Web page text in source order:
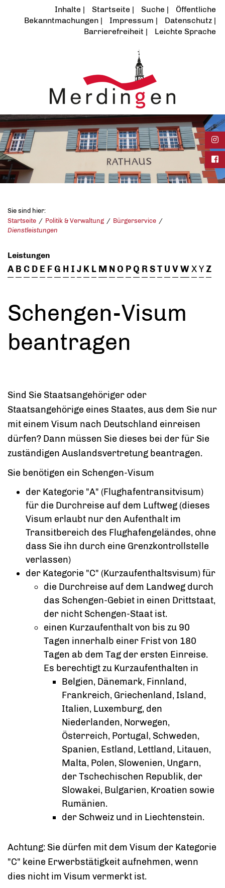
Inhalte Startseite Suche
Öffentliche
Bekanntmachungen
Impressum
Datenschutz
Barrierefreiheit
Leichte Sprache
Sie sind hier:
Startseite
Politik & Verwaltung
Bürgerservice
Dienstleistungen
Leistungen
A B C D E FG H I J K L M NO PQ RST U VWXYZ
Schengen-Visum
beantragen
Sind Sie Staatsangehöriger oder
Staatsangehörige eines Staates, aus dem Sie nur
mit einem Visum nach Deutschland einreisen
dürfen? Dann müssen Sie dieses bei der für Sie
zuständigen Auslandsvertretung beantragen.
Sie benötigen ein Schengen-Visum
der Kategorie "A" (Flughafentransitvisum)
für die Durchreise auf dem Luftweg (dieses
Visum erlaubt nur den Aufenthalt im
Transitbereich des Flughafengeländes, ohne
dass Sie ihn durch eine Grenzkontrollstelle
verlassen)
der Kategorie "C" (Kurzaufenthaltsvisum) für
die Durchreise auf dem Landweg durch
das Schengen-Gebiet in einen Drittstaat,
der nicht Schengen-Staat ist.
einen Kurzaufenthalt von bis zu 90
Tagen innerhalb einer Frist von 180
Tagen ab dem Tag der ersten Einreise.
Es berechtigt zu Kurzaufenthalten in
Belgien, Dänemark, Finnland,
Frankreich, Griechenland, Island,
Italien, Luxemburg, den
Niederlanden, Norwegen,
Österreich, Portugal, Schweden,
Spanien, Estland, Lettland, Litauen,
Malta, Polen, Slowenien, Ungarn,
der Tschechischen Republik, der
Slowakei, Bulgarien, Kroatien sowie
Rumänien.
der Schweiz und in Liechtenstein.
Achtung: Sie dürfen mit dem Visum der Kategorie
"C" keine Erwerbstätigkeit aufnehmen, wenn
dies nicht im Visum vermerkt ist.